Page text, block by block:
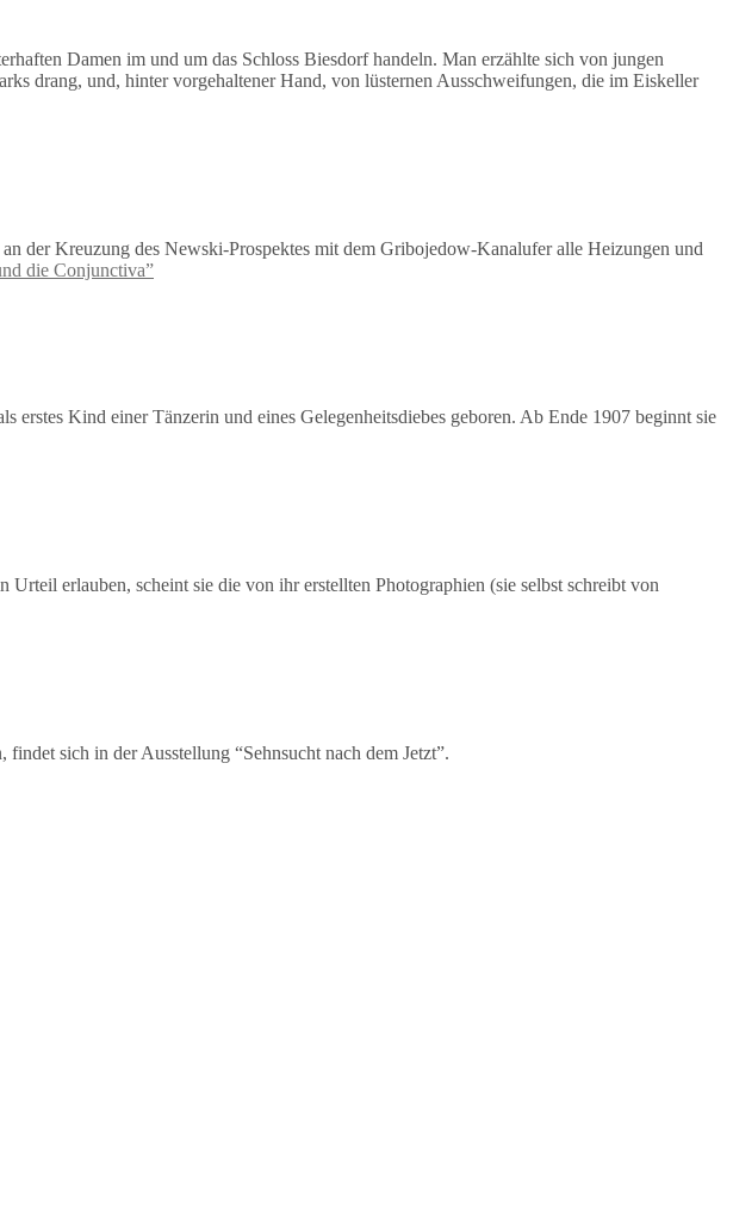
Damen im und um das Schloss Biesdorf handeln. Man erzählte sich von jungen
drang, und, hinter vorgehaltener Hand, von lüsternen Ausschweifungen, die im Eiskeller
der Kreuzung des Newski-Prospektes mit dem Gribojedow-Kanalufer alle Heizungen und
die Conjunctiva”
Kind einer Tänzerin und eines Gelegenheitsdiebes geboren. Ab Ende 1907 beginnt sie
erlauben, scheint sie die von ihr erstellten Photographien (sie selbst schreibt von
sich in der Ausstellung “Sehnsucht nach dem Jetzt”.